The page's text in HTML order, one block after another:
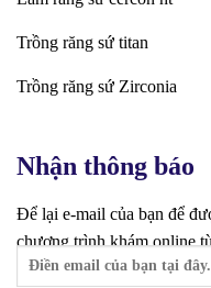
Trồng răng sứ titan
Trồng răng sứ Zirconia
Nhận thông báo
Để lại e-mail của bạn để
chương trình khám online